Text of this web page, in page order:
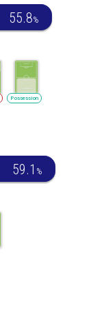
55.8%
Possession
59.1 %